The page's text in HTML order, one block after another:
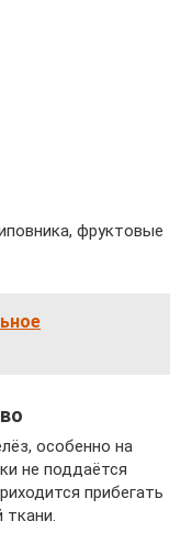
фруктовые
особенно на
не поддаётся
прибегать